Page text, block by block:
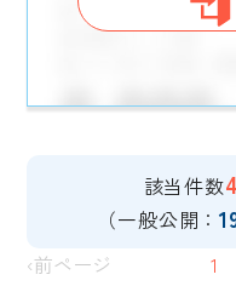
該当件数
（一般公開：
‹前ページ
1